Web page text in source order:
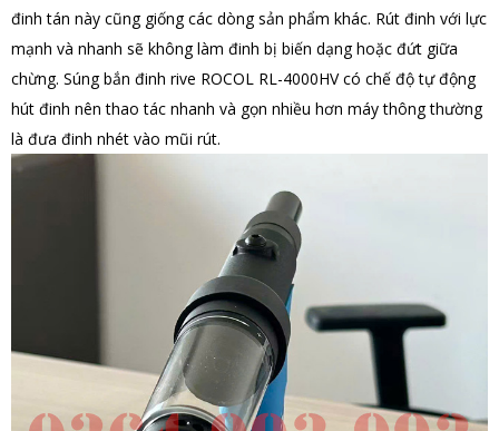
đinh tán này cũng giống các dòng sản phẩm khác. Rút đinh với lực
mạnh và nhanh sẽ không làm đinh bị biến dạng hoặc đứt giữa
chừng. Súng bắn đinh rive ROCOL RL-4000HV có chế độ tự động
hút đinh nên thao tác nhanh và gọn nhiều hơn máy thông thường
là đưa đinh nhét vào mũi rút.